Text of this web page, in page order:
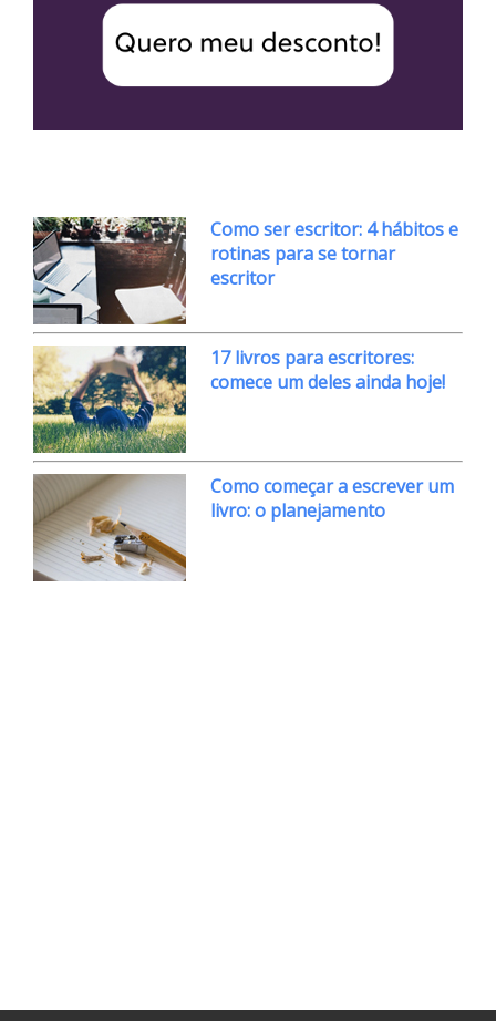
Como ser escritor: 4 hábitos e
rotinas para se tornar
escritor
17 livros para escritores:
comece um deles ainda hoje!
Como começar a escrever um
livro: o planejamento